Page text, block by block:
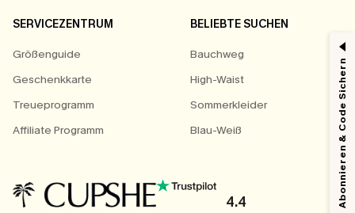
SERVICEZENTRUM
Größenguide
Geschenkkarte
Treueprogramm
Affiliate Programm
BELIEBTE SUCHEN
Bauchweg
High-Waist
Sommerkleider
Blau-Weiß
4.4 Abonnieren & Code Sichern